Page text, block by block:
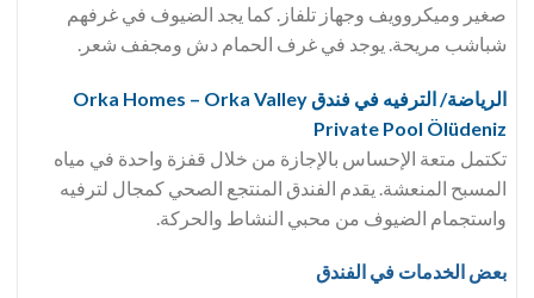
صغير وميكروويف وجهاز تلفاز. كما يجد الضيوف في غرفهم
شباشب مريحة. يوجد في غرف الحمام دش ومجفف شعر.
الرياضة/ الترفيه في فندق Orka Homes – Orka Valley
Private Pool Ölüdeniz
تكتمل متعة الإحساس بالإجازة من خلال قفزة واحدة في مياه
المسبح المنعشة. يقدم الفندق المنتجع الصحي كمجال لترفيه
واستجمام الضيوف من محبي النشاط والحركة.
بعض الخدمات في الفندق